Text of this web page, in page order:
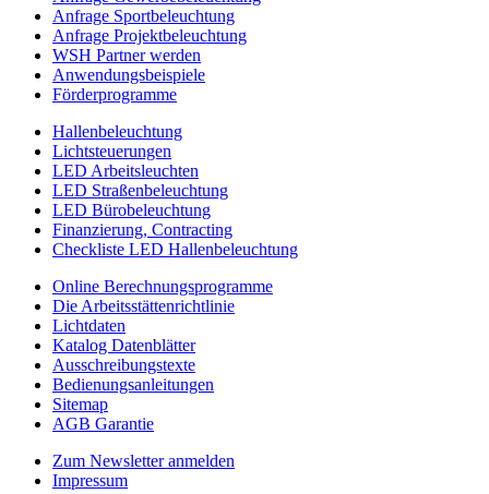
Anfrage Sportbeleuchtung
Anfrage Projektbeleuchtung
WSH Partner werden
Anwendungsbeispiele
Förderprogramme
Hallenbeleuchtung
Lichtsteuerungen
LED Arbeitsleuchten
LED Straßenbeleuchtung
LED Bürobeleuchtung
Finanzierung, Contracting
Checkliste LED Hallenbeleuchtung
Online Berechnungsprogramme
Die Arbeitsstättenrichtlinie
Lichtdaten
Katalog Datenblätter
Ausschreibungstexte
Bedienungsanleitungen
Sitemap
AGB Garantie
Zum Newsletter anmelden
Impressum